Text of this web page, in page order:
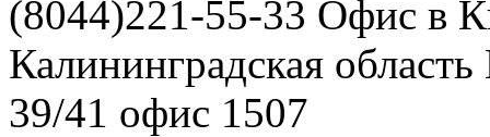
(8044)221-55-33 Офис в
Калининградская область
39/41 офис 1507